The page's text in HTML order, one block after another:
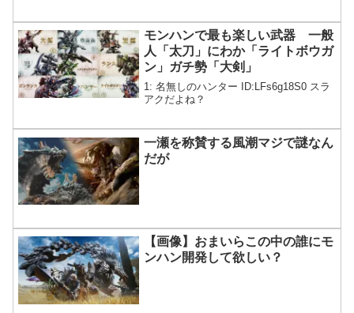
モンハンで最も楽しい武器 一般
人「太刀」にわか「ライトボウガ
ン」ガチ勢「大剣」
1: 名無しのハンター ID:LFs6g18S0 スラ
アクだよね？
一瀬を称賛する風潮マジで謎なん
だが
【画像】おまいらこの中の誰にモ
ンハン開発して欲しい？